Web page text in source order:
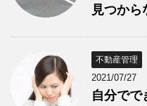
見つから
不動産管理
2021/07/27
自分でで